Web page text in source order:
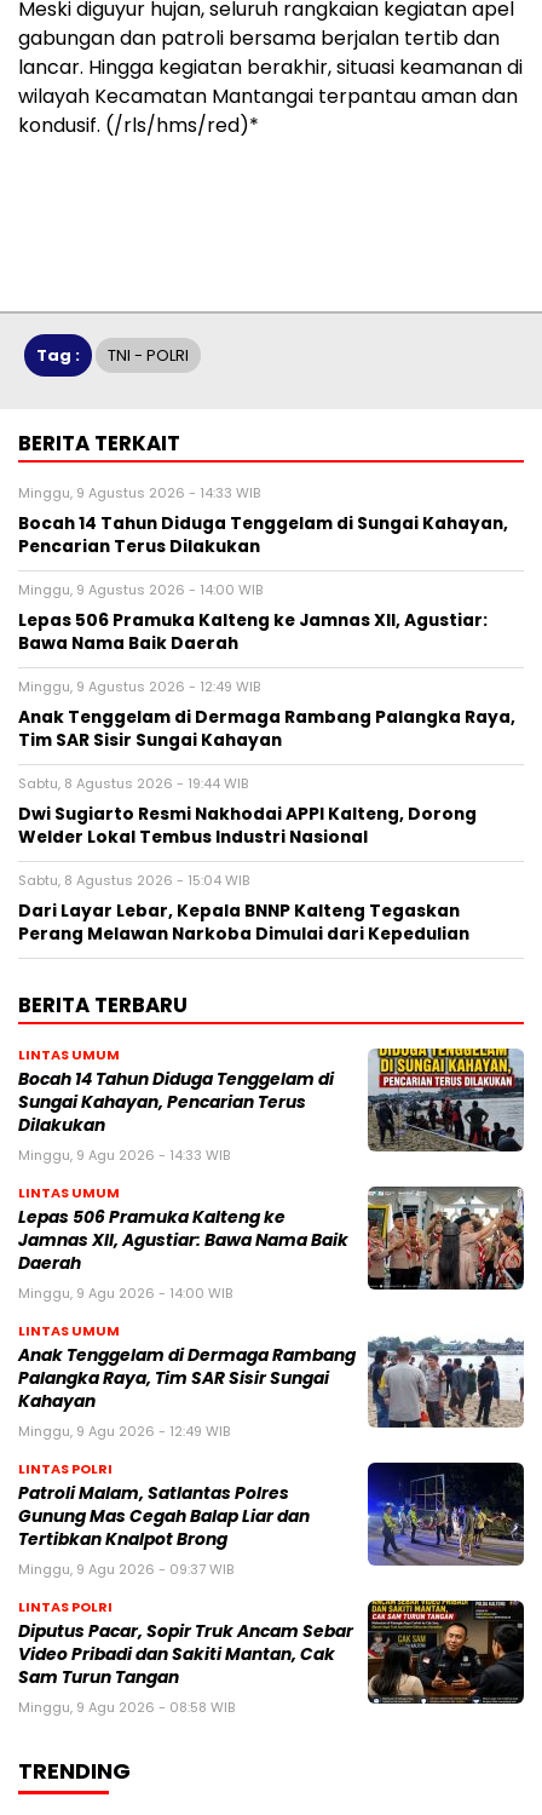
Meski diguyur hujan, seluruh rangkaian kegiatan apel
gabungan dan patroli bersama berjalan tertib dan
lancar. Hingga kegiatan berakhir, situasi keamanan di
wilayah Kecamatan Mantangai terpantau aman dan
kondusif. (/rls/hms/red)*
Tag : TNI - POLRI
BERITA TERKAIT
Minggu, 9 Agustus 2026 - 14:33 WIB
Bocah 14 Tahun Diduga Tenggelam di Sungai Kahayan,
Pencarian Terus Dilakukan
Minggu, 9 Agustus 2026 - 14:00 WIB
Lepas 506 Pramuka Kalteng ke Jamnas XII, Agustiar:
Bawa Nama Baik Daerah
Minggu, 9 Agustus 2026 - 12:49 WIB
Anak Tenggelam di Dermaga Rambang Palangka Raya,
Tim SAR Sisir Sungai Kahayan
Sabtu, 8 Agustus 2026 - 19:44 WIB
Dwi Sugiarto Resmi Nakhodai APPI Kalteng, Dorong
Welder Lokal Tembus Industri Nasional
Sabtu, 8 Agustus 2026 - 15:04 WIB
Dari Layar Lebar, Kepala BNNP Kalteng Tegaskan
Perang Melawan Narkoba Dimulai dari Kepedulian
BERITA TERBARU
LINTAS UMUM
Bocah 14 Tahun Diduga Tenggelam di
Sungai Kahayan, Pencarian Terus
Dilakukan
Minggu, 9 Agu 2026 - 14:33 WIB
LINTAS UMUM
Lepas 506 Pramuka Kalteng ke
Jamnas XII, Agustiar: Bawa Nama Baik
Daerah
Minggu, 9 Agu 2026 - 14:00 WIB
LINTAS UMUM
Anak Tenggelam di Dermaga Rambang
Palangka Raya, Tim SAR Sisir Sungai
Kahayan
Minggu, 9 Agu 2026 - 12:49 WIB
LINTAS POLRI
Patroli Malam, Satlantas Polres
Gunung Mas Cegah Balap Liar dan
Tertibkan Knalpot Brong
Minggu, 9 Agu 2026 - 09:37 WIB
LINTAS POLRI
Diputus Pacar, Sopir Truk Ancam Sebar
Video Pribadi dan Sakiti Mantan, Cak
Sam Turun Tangan
Minggu, 9 Agu 2026 - 08:58 WIB
TRENDING